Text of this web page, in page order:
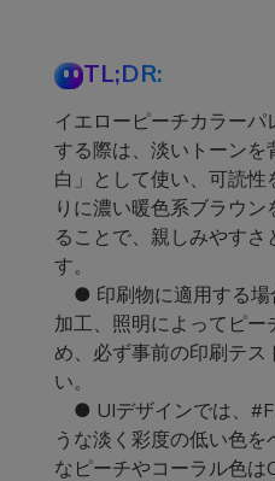
TL;DR:
イエローピーチカラーパ
する際は、淡いトーンを
白」として使い、可読
りに濃い暖色系ブラウ
ることで、親しみやすさ
す。
● 印刷物に適用する場
加工、照明によってピー
め、必ず事前の印刷テス
い。
● UIデザインでは、
うな淡く彩度の低い色
なピーチやコーラル色は